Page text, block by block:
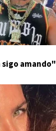
sigo amando"